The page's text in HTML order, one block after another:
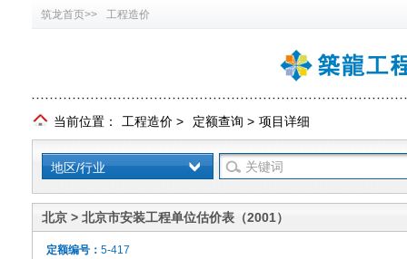
筑龙首页>> 工程造价
当前位置： 工程造价 > 定额查询 > 项目详细
地区/行业
北京 > 北京市安装工程单位估价表（2001）
定额编号： 5-417